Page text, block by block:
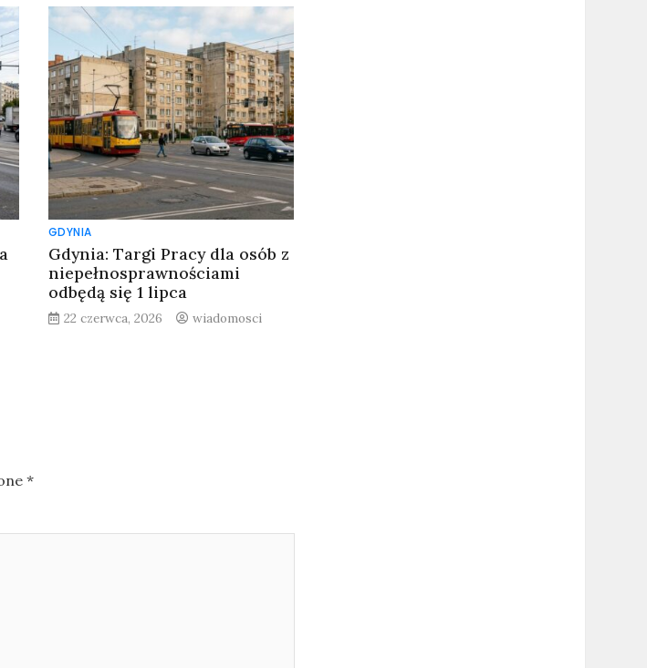
GDYNIA
Gdynia: Targi Pracy dla osób z
niepełnosprawnościami
odbędą się 1 lipca
22 czerwca, 2026 wiadomosci
*